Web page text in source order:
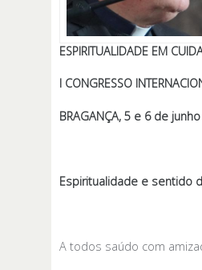
ESPIRITUALIDADE EM
I CONGRESSO
BRAGANÇA, 5 e 6 de
Espiritualidade e sentido
A todos saúdo com